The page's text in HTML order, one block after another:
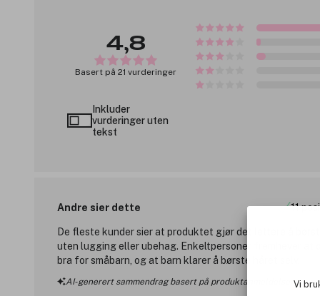
Vi
4,8
Basert på 21 vurderinger
Inkluder
vurderinger uten
tekst
Andre sier dette 11
De fleste kunder sier at produktet gjør det lettere å
uten lugging eller ubehag. Enkeltpersoner fremhever at
bra for småbarn, og at barn klarer å børste håret selv.
AI-generert sammendrag basert på produktanmeldelser